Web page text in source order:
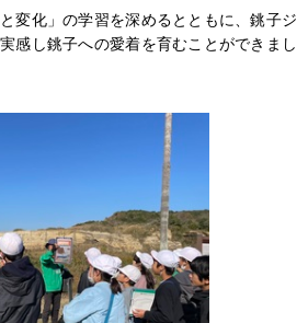
変化」の学習を深めるとともに、銚子ジ
感し銚子への愛着を育むことができまし